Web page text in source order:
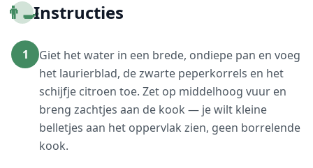
👨‍🍳Instructies
1
Giet het water in een brede, ondiepe pan en voeg
het laurierblad, de zwarte peperkorrels en het
schijfje citroen toe. Zet op middelhoog vuur en
breng zachtjes aan de kook — je wilt kleine
belletjes aan het oppervlak zien, geen borrelende
kook.